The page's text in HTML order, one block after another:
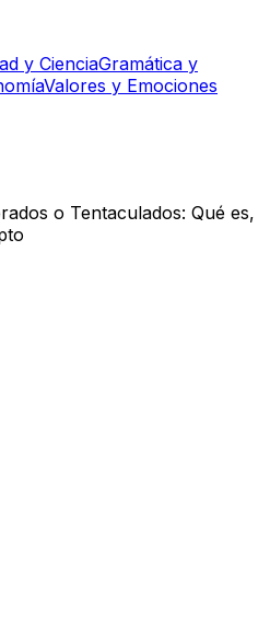
y CienciaGramática y
Valores y Emociones
o Tentaculados: Qué es,